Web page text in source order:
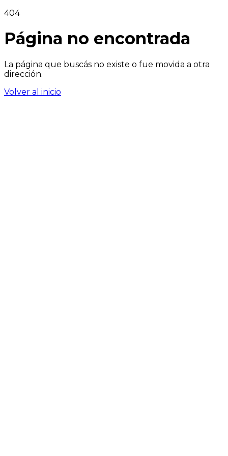
404
Página no encontrada
La página que buscás no existe o fue movida a otra
dirección.
Volver al inicio